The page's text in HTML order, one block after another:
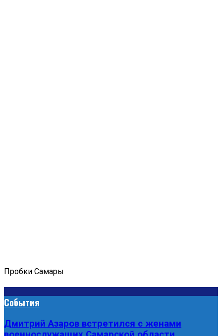
Пробки Самары
События
Дмитрий Азаров встретился с женами